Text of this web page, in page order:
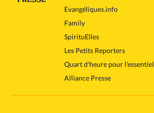
Evangéliques.info
Family
SpirituElles
Les Petits Reporters
Quart d'heure pour l'essentiel
Alliance Presse